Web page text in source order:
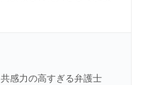
共感力の高すぎる弁護士